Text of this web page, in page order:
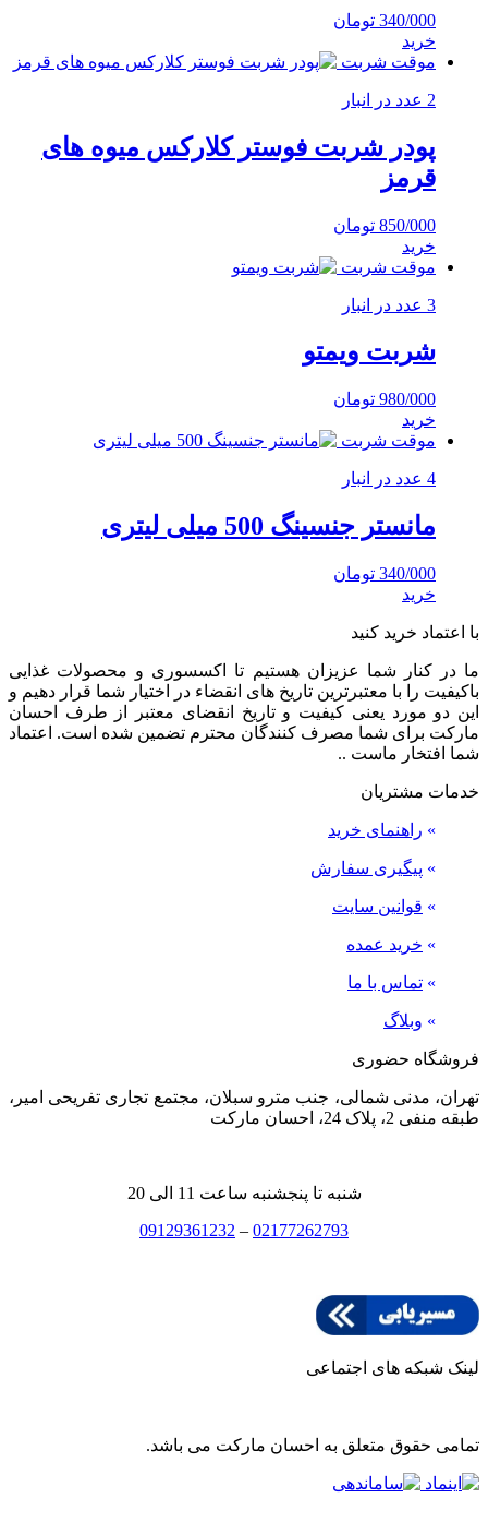
340/000 تومان
خرید
موقت شربت
2 عدد در انبار
پودر شربت فوستر کلارکس میوه های
قرمز
850/000 تومان
خرید
موقت شربت
3 عدد در انبار
شربت ویمتو
980/000 تومان
خرید
موقت شربت
4 عدد در انبار
مانستر جنسینگ 500 میلی لیتری
340/000 تومان
خرید
با اعتماد خرید کنید
ما در کنار شما عزیزان هستیم تا اکسسوری و محصولات غذایی
باکیفیت را با معتبرترین تاریخ های انقضاء در اختیار شما قرار دهیم و
این دو مورد یعنی کیفیت و تاریخ انقضای معتبر از طرف احسان
مارکت برای شما مصرف کنندگان محترم تضمین شده است. اعتماد
شما افتخار ماست ..
خدمات مشتریان
» راهنمای خرید
» پیگیری سفارش
» قوانین سایت
» خرید عمده
» تماس با ما
» وبلاگ
فروشگاه حضوری
تهران، مدنی شمالی، جنب مترو سبلان، مجتمع تجاری تفریحی امیر،
طبقه منفی 2، پلاک 24، احسان مارکت
شنبه تا پنجشنبه ساعت 11 الی 20
02177262793
–
09129361232
لینک شبکه های اجتماعی
تمامی حقوق متعلق به احسان مارکت می باشد.